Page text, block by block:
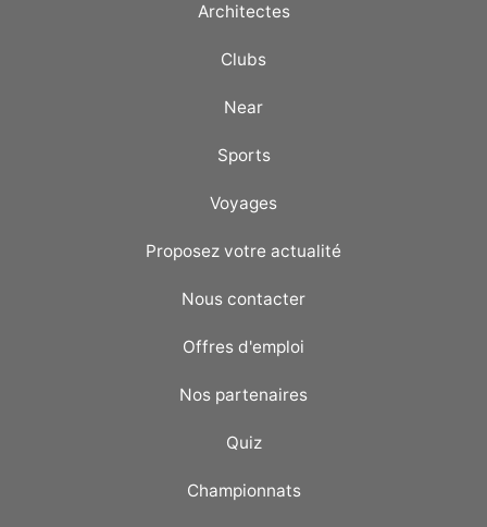
Architectes
Clubs
Near
Sports
Voyages
Proposez votre actualité
Nous contacter
Offres d'emploi
Nos partenaires
Quiz
Championnats